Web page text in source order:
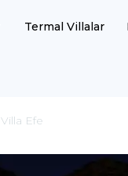
Termal Villalar
Villa Efe